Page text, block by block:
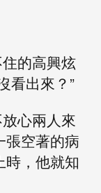
的高興炫
看出來？”
心兩人來
張空著的病
時，他就知